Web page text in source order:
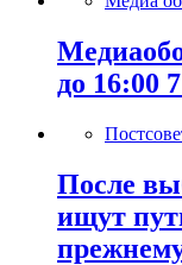
до 16:00
После
ищут